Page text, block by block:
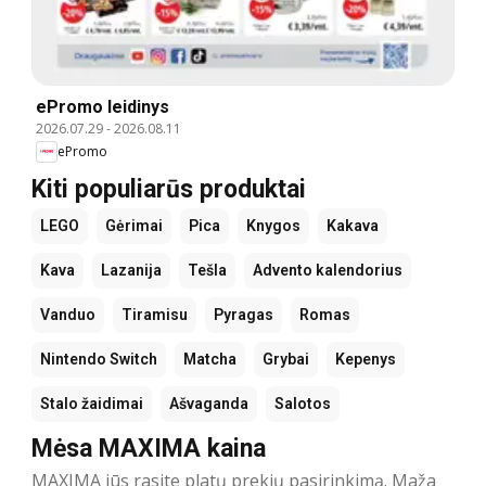
ePromo leidinys
2026.07.29-2026.08.11
ePromo
Kiti populiarūs produktai
LEGO Gėrimai Pica Knygos Kakava
Kava Lazanija Tešla Advento kalendorius
Vanduo Tiramisu Pyragas Romas
Nintendo Switch Matcha Grybai Kepenys
Stalo žaidimai Ašvaganda Salotos
Mėsa MAXIMA kaina
MAXIMA jūs rasite platų prekių pasirinkimą. Maža